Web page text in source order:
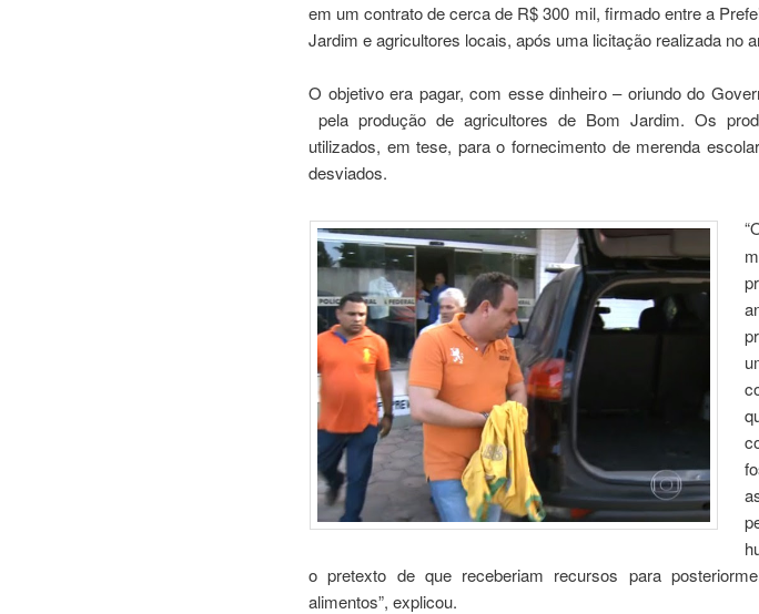
em um contrato de cerca de R$ 300 mil, firmado entre a
Jardim e agricultores locais, após uma licitação realizada no
O objetivo era pagar, com esse dinheiro – oriundo do
pela produção de agricultores de Bom Jardim. Os
utilizados, em tese, para o fornecimento de merenda
desviados.
o pretexto de que receberiam recursos para
alimentos”, explicou.